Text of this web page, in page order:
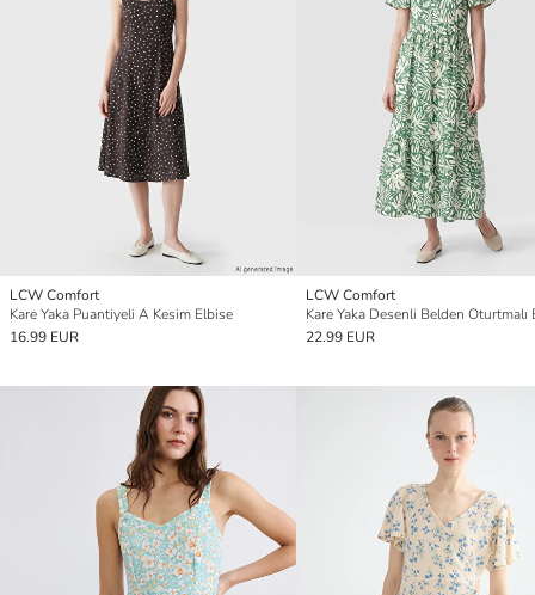
LCW Comfort
Kare Yaka Puantiyeli A Kesim Elbise
16.99 EUR
LCW Comfort
Kare Yaka Desenli Belden Oturtmalı
22.99 EUR